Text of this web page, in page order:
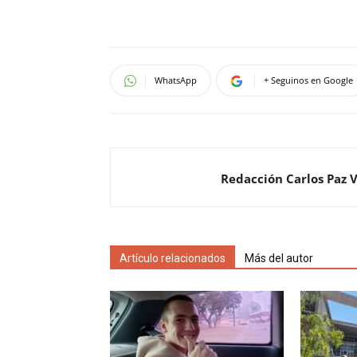
WhatsApp + Seguinos en Google
Redacción Carlos Paz
Artículo relacionados Más del autor